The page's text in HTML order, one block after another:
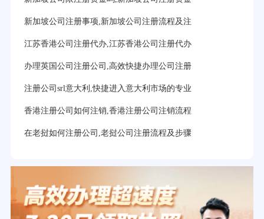
新加坡公司注册事项,新加坡公司注册流程及注
江苏香港公司注册代办,江苏香港公司注册代办
办理英国公司注册公司,高效快捷办理公司注册
注册公司srl意大利,快捷进入意大利市场的专业
香港注册公司如何注销,香港注册公司注销流程
在老挝如何注册公司,老挝公司注册流程及步骤